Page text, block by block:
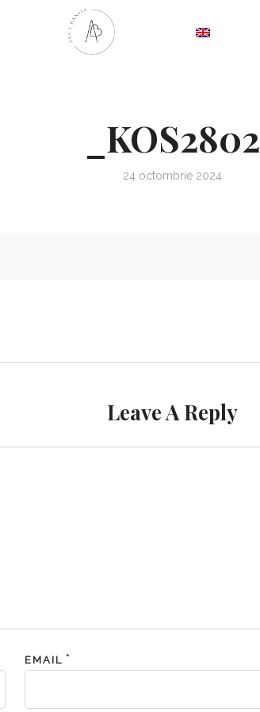
_KOS2802
24 octombrie 2024
Leave A Reply
EMAIL *